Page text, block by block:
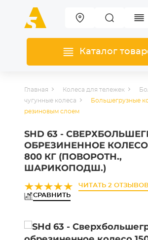
Каталог
Главная Колеса для тележек
чугунные колеса
Большегрузные
резиновым слоем
SHD 63 -
ОБРЕЗИНЕННОЕ КОЛЕСО
800 КГ (ПОВОРОТН.,
ШАРИКОПОДШ.)
ЧИТАТЬ 2 ОТЗЫВОВ
СРАВНИТЬ